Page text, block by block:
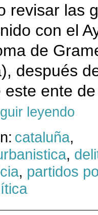
revisar las
con el
de
después
este ente
leyendo
cataluña,
,
, partidos